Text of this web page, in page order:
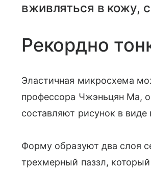
вживляться в кожу,
Рекордно
Эластичная микросхема
профессора Чжэньцян Ма,
составляют рисунок в
Форму образуют два слоя
трехмерный паззл,